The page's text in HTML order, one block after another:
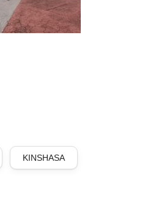
KINSHASA